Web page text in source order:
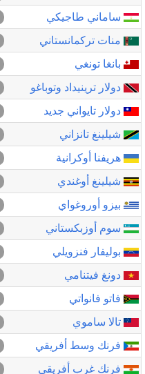
ساماني طاجيكي
منات تركمانستاني
بانغا تونغي
دولار ترينيداد وتوباغو
دولار تايواني جديد
شيلينغ تانزاني
هريفنا أوكرانية
شيلينغ أوغندي
بيزو أوروغواي
سوم أوزبكستاني
بوليفار فنزويلي
دونغ فيتنامي
فاتو فانواتي
تالا ساموي
فرنك وسط أفريقي
فرنك غرب أفريقي